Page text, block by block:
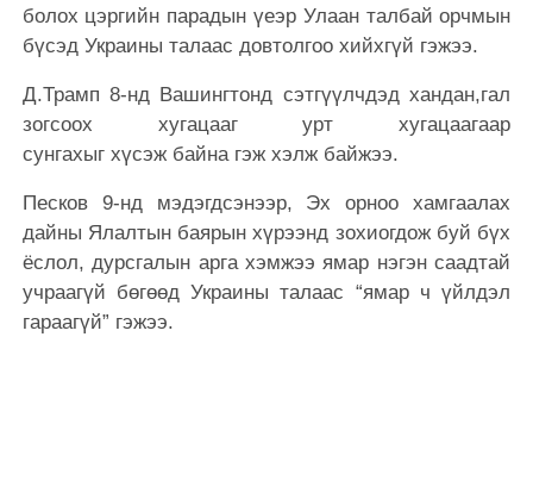
болох цэргийн парадын үеэр Улаан талбай орчмын
бүсэд Украины талаас довтолгоо хийхгүй гэжээ.
Д.Трамп 8-нд Вашингтонд сэтгүүлчдэд хандан,гал
зогсоох хугацааг урт хугацаагаар
сунгахыг хүсэж байна гэж хэлж байжээ.
Песков 9-нд мэдэгдсэнээр, Эх орноо хамгаалах
дайны Ялалтын баярын хүрээнд зохиогдож буй бүх
ёслол, дурсгалын арга хэмжээ ямар нэгэн саадтай
учраагүй бөгөөд Украины талаас “ямар ч үйлдэл
гараагүй” гэжээ.